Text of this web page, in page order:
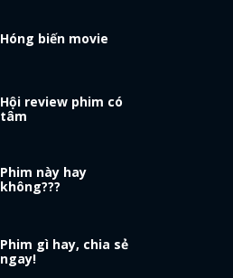
Hóng biến movie
Hội review phim có
tâm
Phim này hay
không???
Phim gì hay, chia sẻ
ngay!